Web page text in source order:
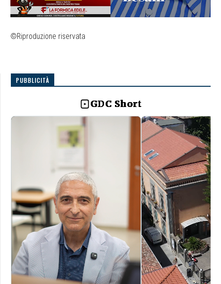
©Riproduzione riservata
PUBBLICITÀ
GDC Short